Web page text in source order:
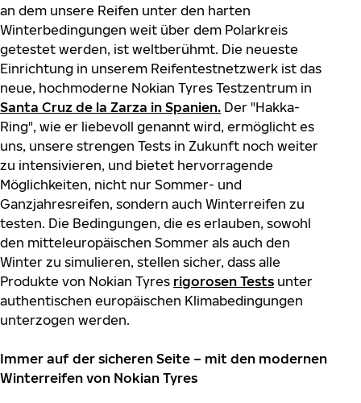
an dem unsere Reifen unter den harten
Winterbedingungen weit über dem Polarkreis
getestet werden, ist weltberühmt. Die neueste
Einrichtung in unserem Reifentestnetzwerk ist das
neue, hochmoderne Nokian Tyres Testzentrum in
Santa Cruz de la Zarza in Spanien. Der "Hakka-
Ring", wie er liebevoll genannt wird, ermöglicht es
uns, unsere strengen Tests in Zukunft noch weiter
zu intensivieren, und bietet hervorragende
Möglichkeiten, nicht nur Sommer- und
Ganzjahresreifen, sondern auch Winterreifen zu
testen. Die Bedingungen, die es erlauben, sowohl
den mitteleuropäischen Sommer als auch den
Winter zu simulieren, stellen sicher, dass alle
Produkte von Nokian Tyres rigorosen Tests unter
authentischen europäischen Klimabedingungen
unterzogen werden.
Immer auf der sicheren Seite – mit den modernen
Winterreifen von Nokian Tyres